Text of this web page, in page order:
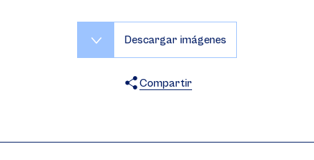
Descargar imágenes
Compartir